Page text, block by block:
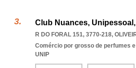
Club Nuances,
R DO FORAL 151, 3770-218,
Comércio por grosso de perfumes
UNIP